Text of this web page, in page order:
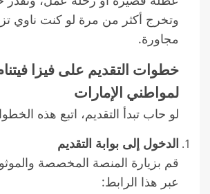
وتخرج أكثر من مرة لو كنت ناوي
مجاورة.
خطوات التقديم على فيزا فيتنام
لمواطني الإمارات
لو حاب تبدأ التقديم، اتبع هذه
الدخول إلى بوابة التقديم
قم بزيارة المنصة المخصصة
عبر هذا الرابط: